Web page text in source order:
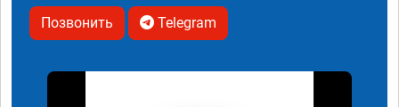
Позвонить Telegram